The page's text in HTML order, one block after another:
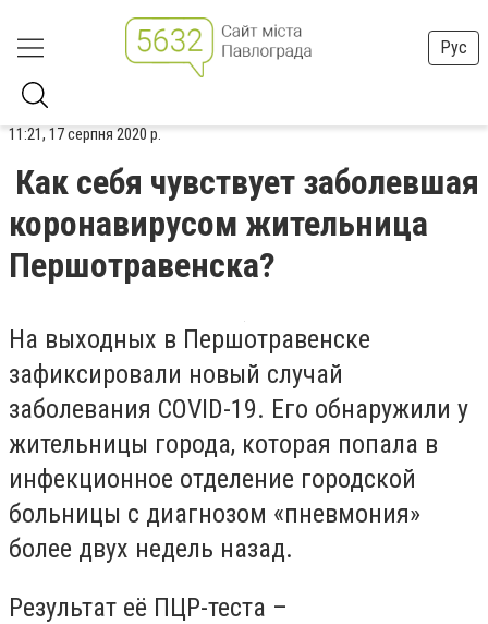
Рус
11:21, 17 серпня 2020 р.
Как себя чувствует заболевшая
коронавирусом жительница
Першотравенска?
На выходных в Першотравенске
зафиксировали новый случай
заболевания COVID-19. Его обнаружили у
жительницы города, которая попала в
инфекционное отделение городской
больницы с диагнозом «пневмония»
более двух недель назад.
Результат её ПЦР-теста –